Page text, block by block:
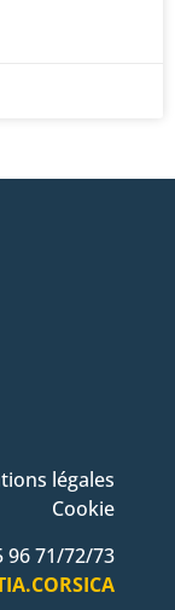
légales
Cookie
96 71/72/73